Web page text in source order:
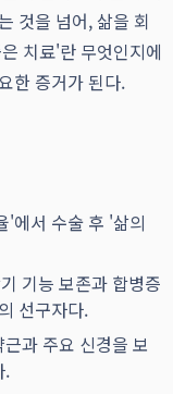
것을 넘어, 삶을 회
치료'란 무엇인지에
한 증거가 된다.
'에서 수술 후 '삶의
기능 보존과 합병증
선구자다.
과 주요 신경을 보
.